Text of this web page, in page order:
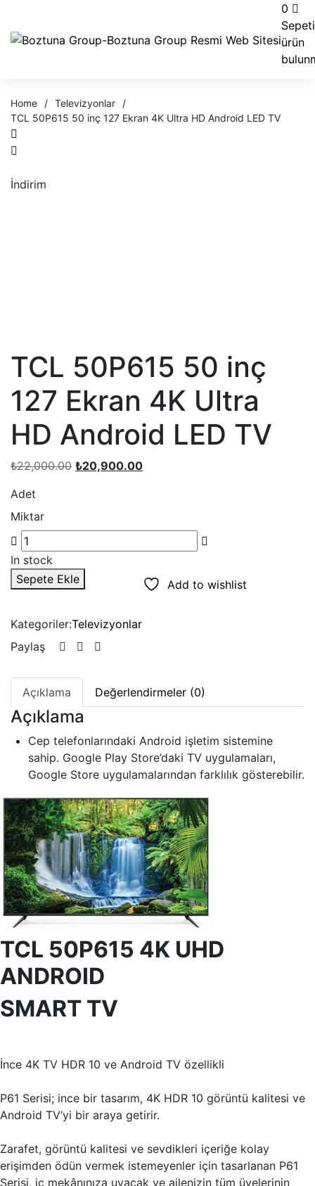
0
ürün
Home / Televizyonlar
/
TCL 50P615 50 inç 127 Ekran 4K Ultra HD Android LED TV
İndirim
TCL 50P615 50 inç
127 Ekran 4K Ultra
HD Android LED TV
₺22,000.00 ₺20,900.00
Adet
Miktar
In stock
Sepete Ekle
Add to wishlist
Kategoriler:Televizyonlar
Paylaş
Açıklama Değerlendirmeler (0)
Açıklama
Cep telefonlarındaki Android işletim sistemine
sahip. Google Play Store’daki TV uygulamaları,
Google Store uygulamalarından farklılık gösterebilir.
TCL 50P615 4K UHD
ANDROID
SMART TV
İnce 4K TV HDR 10 ve Android TV özellikli
P61 Serisi; ince bir tasarım, 4K HDR 10 görüntü kalitesi ve
Android TV’yi bir araya getirir.
Zarafet, görüntü kalitesi ve sevdikleri içeriğe kolay
erişimden ödün vermek istemeyenler için tasarlanan P61
Serisi, iç mekânınıza uyacak ve ailenizin tüm üyelerinin